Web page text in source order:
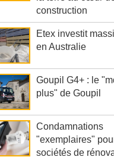
construction
Etex investit
en Australie
Goupil G4+ : le
plus" de Goupil
Condamnations
"exemplaires"
sociétés de